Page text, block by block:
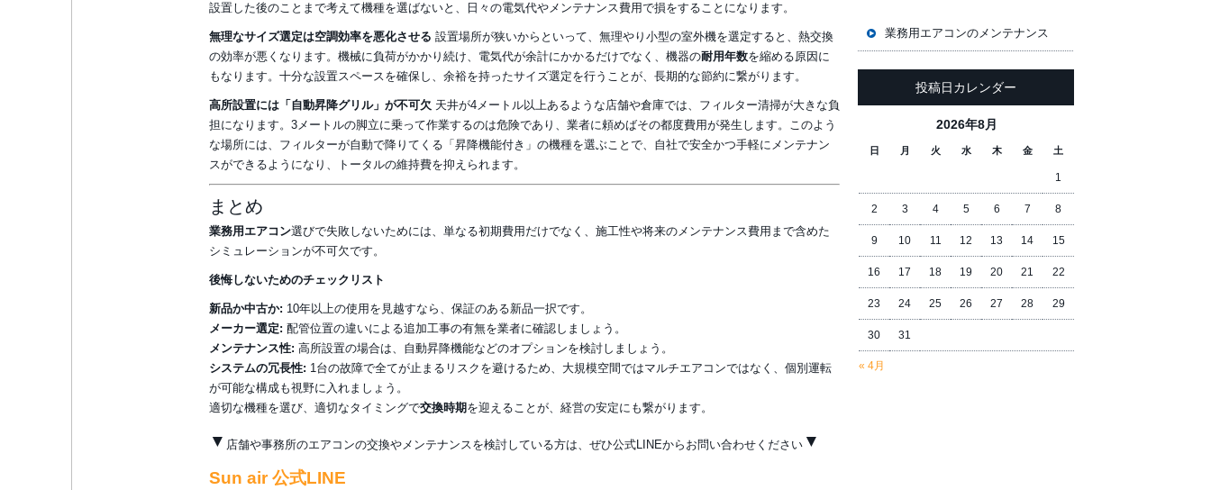
設置した後のことまで考えて機種を選ばないと、日々の電気代やメンテナンス費用で損をすることになります。
無理なサイズ選定は空調効率を悪化させる 設置場所が狭いからといって、無理やり小型の室外機を選定すると、熱交換
の効率が悪くなります。機械に負荷がかかり続け、電気代が余計にかかるだけでなく、機器の耐用年数を縮める原因に
もなります。十分な設置スペースを確保し、余裕を持ったサイズ選定を行うことが、長期的な節約に繋がります。
高所設置には「自動昇降グリル」が不可欠 天井が4メートル以上あるような店舗や倉庫では、フィルター清掃が大きな負
担になります。3メートルの脚立に乗って作業するのは危険であり、業者に頼めばその都度費用が発生します。このよう
な場所には、フィルターが自動で降りてくる「昇降機能付き」の機種を選ぶことで、自社で安全かつ手軽にメンテナン
スができるようになり、トータルの維持費を抑えられます。
まとめ
業務用エアコン選びで失敗しないためには、単なる初期費用だけでなく、施工性や将来のメンテナンス費用まで含めた
シミュレーションが不可欠です。
後悔しないためのチェックリスト
新品か中古か: 10年以上の使用を見越すなら、保証のある新品一択です。
メーカー選定: 配管位置の違いによる追加工事の有無を業者に確認しましょう。
メンテナンス性: 高所設置の場合は、自動昇降機能などのオプションを検討しましょう。
システムの冗長性: 1台の故障で全てが止まるリスクを避けるため、大規模空間ではマルチエアコンではなく、個別運転
が可能な構成も視野に入れましょう。
適切な機種を選び、適切なタイミングで交換時期を迎えることが、経営の安定にも繋がります。
▼ 店舗や事務所のエアコンの交換やメンテナンスを検討している方は、ぜひ公式LINEからお問い合わせください ▼
Sun air 公式LINE
業務用エアコンのメンテナンス
投稿日カレンダー
2026年8月
日 月 火 水 木 金 土
« 4月
1
2 3 4 5 6 7 8
9 10 11 12 13 14 15
16 17 18 19 20 21 22
23 24 25 26 27 28 29
30 31